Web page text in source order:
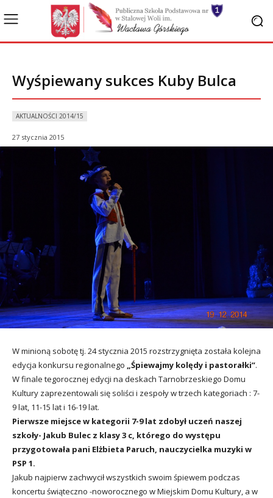
Wyśpiewany sukces Kuby Bulca
AKTUALNOŚCI 2014/15
27 stycznia 2015
W minioną sobotę tj. 24 stycznia 2015 rozstrzygnięta została kolejna
edycja konkursu regionalnego „Śpiewajmy kolędy i pastorałki”.
W finale tegorocznej edycji na deskach Tarnobrzeskiego Domu
Kultury zaprezentowali się soliści i zespoły w trzech kategoriach : 7-
9 lat, 11-15 lat i 16-19 lat.
Pierwsze miejsce w kategorii 7-9 lat zdobył uczeń naszej
szkoły- Jakub Bulec z klasy 3 c, którego do występu
przygotowała pani Elżbieta Paruch, nauczycielka muzyki w
PSP 1.
Jakub najpierw zachwycił wszystkich swoim śpiewem podczas
koncertu świąteczno -noworocznego w Miejskim Domu Kultury, a w